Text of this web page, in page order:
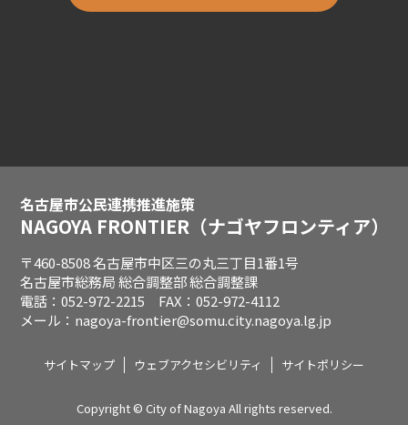
名古屋市公民連携推進施策
NAGOYA FRONTIER（ナゴヤフロンティア）
〒460-8508 名古屋市中区三の丸三丁目1番1号
名古屋市総務局 総合調整部 総合調整課
電話：052-972-2215 FAX：052-972-4112
メール：nagoya-frontier@somu.city.nagoya.lg.jp
サイトマップ ウェブアクセシビリティ サイトポリシー
Copyright © City of Nagoya All rights reserved.